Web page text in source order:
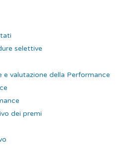
selettive
e valutazione della Performance
dei premi